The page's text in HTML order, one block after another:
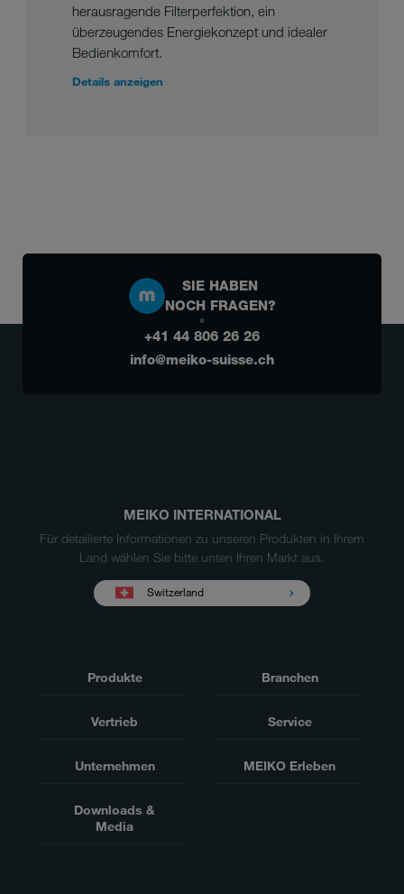
herausragende Filterperfektion, ein
überzeugendes Energiekonzept und idealer
Bedienkomfort.
Details anzeigen
SIE HABEN
NOCH FRAGEN?
+41 44 806 26 26
info@meiko-suisse.ch
MEIKO INTERNATIONAL
Für detailierte Informationen zu unseren Produkten in Ihrem
Land wählen Sie bitte unten Ihren Markt aus.
Switzerland
Produkte Branchen
Vertrieb Service
Unternehmen MEIKO Erleben
Downloads &
Media